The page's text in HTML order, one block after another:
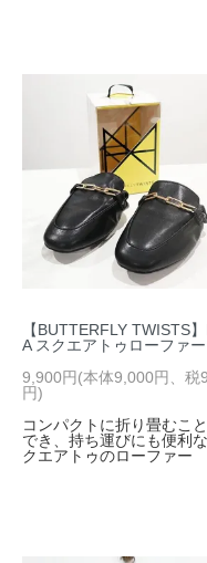
【BUTTERFLY TWISTS
A スクエアトゥローファー
9,900円(本体9,000円、税
円)
コンパクトに折り畳むこ
でき、持ち運びにも便利
クエアトゥのローファー